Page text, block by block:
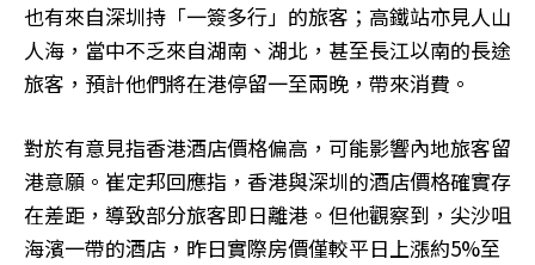
也有來自深圳持「一簽多行」的旅客；高鐵站亦見人山
人海，當中不乏來自湖南、湖北，甚至長江以南的長途
旅客，預計他們將在港停留一至兩晚，帶來消費。
對於有意見指香港酒店價格偏高，可能影響內地旅客留
港意願。崔定邦回應指，香港與深圳的酒店價格確實存
在差距，導致部分旅客即日離港。但他觀察到，尖沙咀
海濱一帶的酒店，昨日實際房價僅較平日上漲約5%至